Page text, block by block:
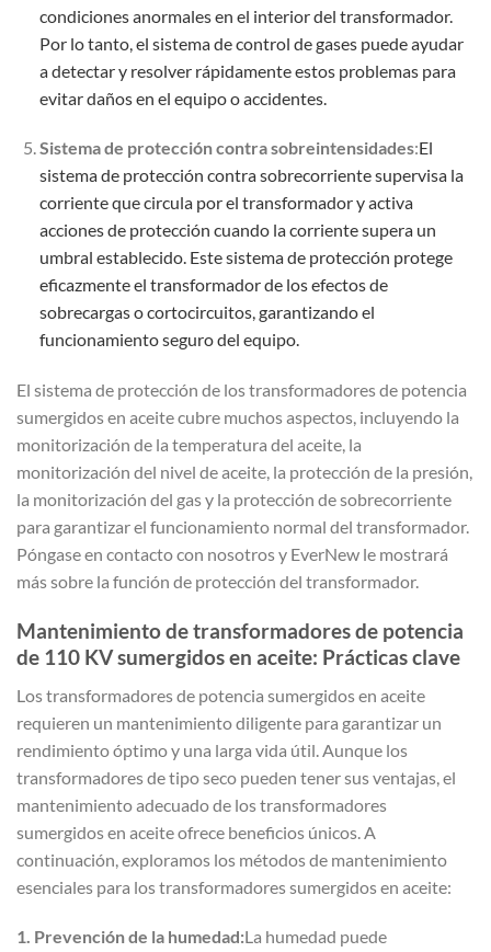
condiciones anormales en el interior del transformador.
Por lo tanto, el sistema de control de gases puede ayudar
a detectar y resolver rápidamente estos problemas para
evitar daños en el equipo o accidentes.
Sistema de protección contra sobreintensidades:El
sistema de protección contra sobrecorriente supervisa la
corriente que circula por el transformador y activa
acciones de protección cuando la corriente supera un
umbral establecido. Este sistema de protección protege
eficazmente el transformador de los efectos de
sobrecargas o cortocircuitos, garantizando el
funcionamiento seguro del equipo.
El sistema de protección de los transformadores de potencia
sumergidos en aceite cubre muchos aspectos, incluyendo la
monitorización de la temperatura del aceite, la
monitorización del nivel de aceite, la protección de la presión,
la monitorización del gas y la protección de sobrecorriente
para garantizar el funcionamiento normal del transformador.
Póngase en contacto con nosotros y EverNew le mostrará
más sobre la función de protección del transformador.
Mantenimiento de transformadores de potencia
de 110 KV sumergidos en aceite: Prácticas clave
Los transformadores de potencia sumergidos en aceite
requieren un mantenimiento diligente para garantizar un
rendimiento óptimo y una larga vida útil. Aunque los
transformadores de tipo seco pueden tener sus ventajas, el
mantenimiento adecuado de los transformadores
sumergidos en aceite ofrece beneficios únicos. A
continuación, exploramos los métodos de mantenimiento
esenciales para los transformadores sumergidos en aceite:
1. Prevención de la humedad:La humedad puede